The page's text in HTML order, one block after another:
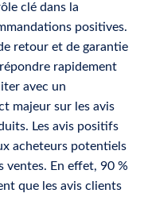
clé dans la
positives.
retour et de garantie
rapidement
avec un
majeur sur les avis
Les avis positifs
acheteurs potentiels
En effet, 90 %
que les avis clients